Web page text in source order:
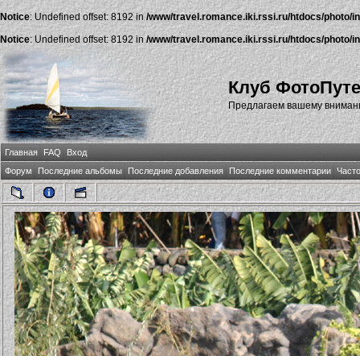
Notice: Undefined offset: 8192 in /www/travel.romance.iki.rssi.ru/htdocs/photo/
Notice: Undefined offset: 8192 in/www/travel.romance.iki.rssi.ru/htdocs/photo/
Клуб
Предлагаем вашему
Главная FAQ
Вход
Форум
Последние альбомы Последние добавления Последние комментарии